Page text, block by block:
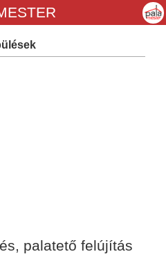
palatető felújítás